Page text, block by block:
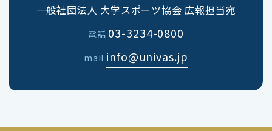
一般社団法人 大学スポーツ協会 広報担当宛
電話 03-3234-0800
mail info@univas.jp